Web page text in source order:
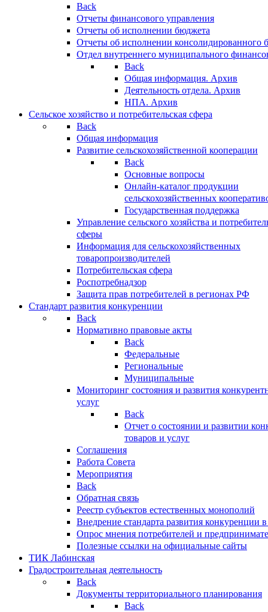
Back
Отчеты финансового управления
Отчеты об исполнении бюджета
Отчеты об исполнении консолидированного
Отдел внутреннего муниципального
Back
Общая информация. Архив
Деятельность отдела. Архив
НПА. Архив
Сельское хозяйство и потребительская сфера
Back
Общая информация
Развитие сельскохозяйственной кооперации
Back
Основные вопросы
Онлайн-каталог продукции
сельскохозяйственных
Государственная поддержка
Управление сельского хозяйства и
сферы
Информация для сельскохозяйственных
товаропроизводителей
Потребительская сфера
Роспотребнадзор
Защита прав потребителей в регионах РФ
Стандарт развития конкуренции
Back
Нормативно правовые акты
Back
Федеральные
Региональные
Муниципальные
Мониторинг состояния и развития
услуг
Back
Отчет о состоянии и развитии
товаров и услуг
Соглашения
Работа Совета
Мероприятия
Back
Обратная связь
Реестр субъектов естественных монополий
Внедрение стандарта развития конкуренции
Опрос мнения потребителей и
Полезные ссылки на официальные сайты
ТИК Лабинская
Градостроительная деятельность
Back
Документы территориального планирования
Back